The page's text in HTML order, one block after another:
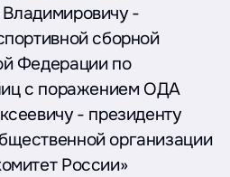
-
сборной
Федерации по
с поражением ОДА
- президенту
организации
России»